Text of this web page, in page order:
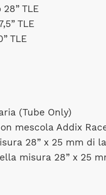
TLE
TLE
TLE
(Tube Only)
mescola Addix
28” x 25 mm di
misura 28” x 25